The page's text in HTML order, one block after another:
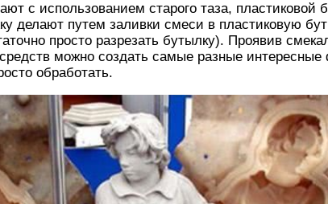
с использованием старого таза, пластиковой
делают путем заливки смеси в пластиковую
просто разрезать бутылку). Проявив
можно создать самые разные интересные
обработать.